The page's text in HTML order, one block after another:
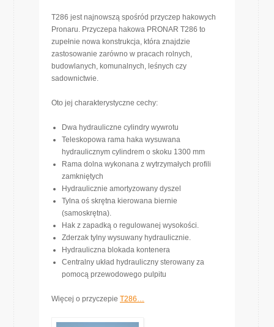
T286 jest najnowszą spośród przyczep hakowych
Pronaru. Przyczepa hakowa PRONAR T286 to
zupełnie nowa konstrukcja, która znajdzie
zastosowanie zarówno w pracach rolnych,
budowlanych, komunalnych, leśnych czy
sadownictwie.
Oto jej charakterystyczne cechy:
Dwa hydrauliczne cylindry wywrotu
Teleskopowa rama haka wysuwana
hydraulicznym cylindrem o skoku 1300 mm
Rama dolna wykonana z wytrzymałych profili
zamkniętych
Hydraulicznie amortyzowany dyszel
Tylna oś skrętna kierowana biernie
(samoskrętna).
Hak z zapadką o regulowanej wysokości.
Zderzak tylny wysuwany hydraulicznie.
Hydrauliczna blokada kontenera
Centralny układ hydrauliczny sterowany za
pomocą przewodowego pulpitu
Więcej o przyczepie T286…